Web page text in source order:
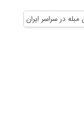
مبله در سراسر ایران